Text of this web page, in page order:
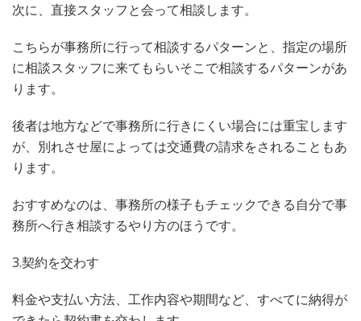
次に、直接スタッフと会って相談します。
こちらが事務所に行って相談するパターンと、指定の場所
に相談スタッフに来てもらいそこで相談するパターンがあ
ります。
後者は地方などで事務所に行きにくい場合には重宝します
が、別れさせ屋によっては交通費の請求をされることもあ
ります。
おすすめなのは、事務所の様子もチェックできる自分で事
務所へ行き相談するやり方のほうです。
3.契約を交わす
料金や支払い方法、工作内容や期間など、すべてに納得が